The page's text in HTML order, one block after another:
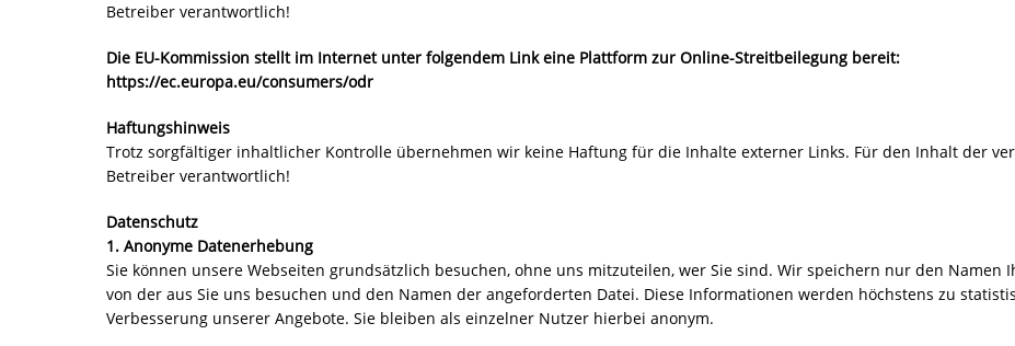
Betreiber verantwortlich!
Die EU-Kommission stellt im Internet unter folgendem Link eine Plattform zur Online-Streitbeilegung bereit:
https://ec.europa.eu/consumers/odr
Haftungshinweis
Trotz sorgfältiger inhaltlicher Kontrolle übernehmen wir keine Haftung für die Inhalte externer Links. Für den Inhalt der
Betreiber verantwortlich!
Datenschutz
1. Anonyme Datenerhebung
Sie können unsere Webseiten grundsätzlich besuchen, ohne uns mitzuteilen, wer Sie sind. Wir speichern nur den Namen
von der aus Sie uns besuchen und den Namen der angeforderten Datei. Diese Informationen werden höchstens zu
Verbesserung unserer Angebote. Sie bleiben als einzelner Nutzer hierbei anonym.